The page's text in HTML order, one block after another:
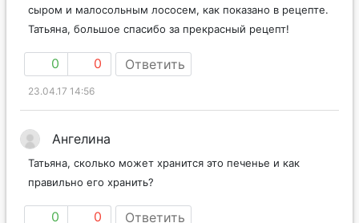
снова и снова)))) И отлично сочетается со сливочным
сыром и малосольным лососем, как показано в рецепте.
0 0 Ответить
23.04.17 14:56
Татьяна, сколько может хранится это печенье и как